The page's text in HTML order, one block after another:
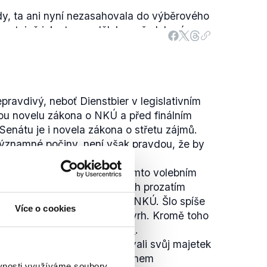
Více o cookies
ta ani nyní nezasahovala do výběrového
stejně jako to neudělala v předchozí
o rozhodnutí pouze vytkl, že zadavatel
měl povinnost jej uveřejnit.
roku se na základě výběrového
znovu společnostDeloitte Advisory
neboť Dienstbier v legislativním
novelu zákona o NKÚ a před finálním
je i novela zákona o střetu zájmů.
počiny, není však pravdou, že by
sněmovny předložil v tomto volebním
(či jejich novel). Z nich prozatím
prošla novela zákona o NKÚ. Šlo spíše
což popisuje samotný návrh. Kromě toho
zákona ostřetu zájmu.
aby politikové přiznávali svůj majetek
při jejím opuštění. Během